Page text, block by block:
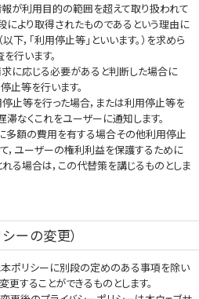
が利用目的の範囲を超えて取り扱われて
により取得されたものであるという理由に
下，「利用停止等」といいます。）を求めら
行います。
に応じる必要があると判断した場合に
止等を行います。
止等を行った場合，または利用停止等を
なくこれをユーザーに通知します。
多額の費用を有する場合その他利用停止
，ユーザーの権利利益を保護するために
る場合は，この代替策を講じるものとしま
ーの変更）
ポリシーに別段の定めのある事項を除い
更することができるものとします。